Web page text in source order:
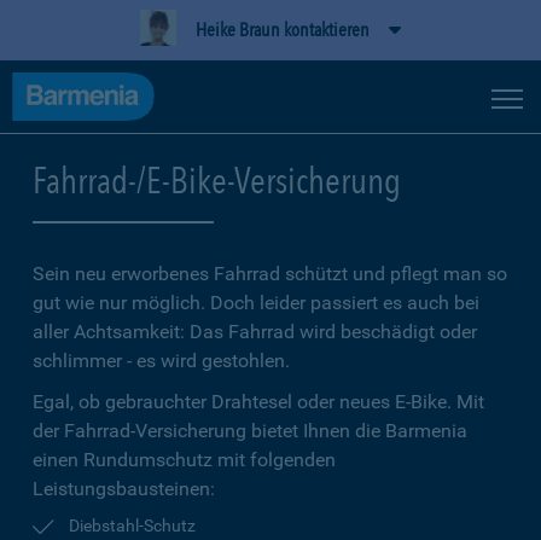
Heike Braun kontaktieren
Fahrrad-/E-Bike-Versicherung
Sein neu erworbenes Fahrrad schützt und pflegt man so
gut wie nur möglich. Doch leider passiert es auch bei
aller Achtsamkeit: Das Fahrrad wird beschädigt oder
schlimmer - es wird gestohlen.
Egal, ob gebrauchter Drahtesel oder neues E-Bike. Mit
der Fahrrad-Versicherung bietet Ihnen die Barmenia
einen Rundumschutz mit folgenden
Leistungsbausteinen:
Diebstahl-Schutz